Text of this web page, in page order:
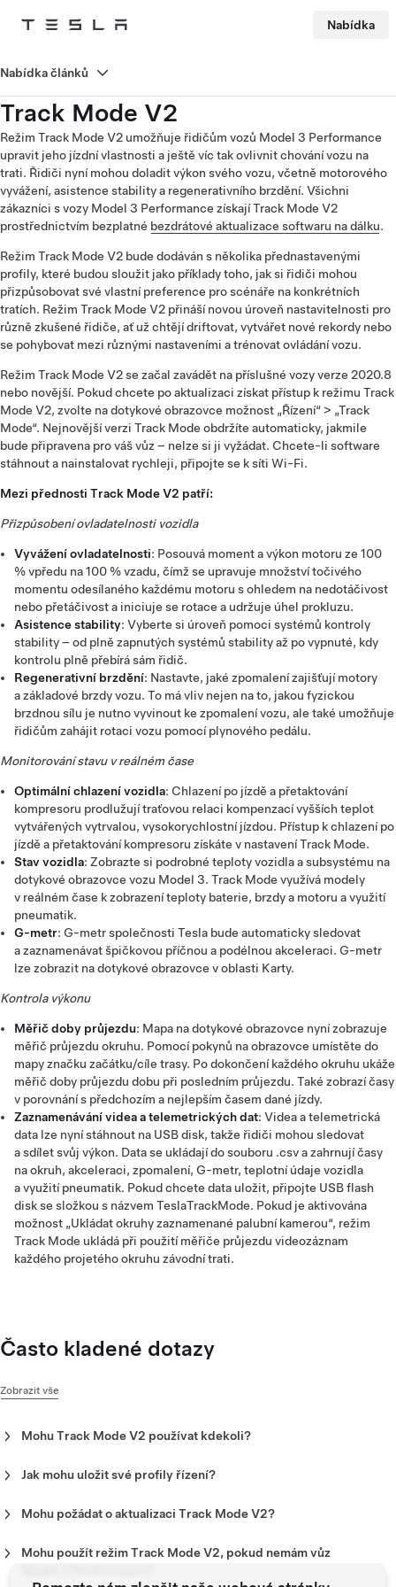
Tesla Nabídka
Track Mode V2
Režim Track Mode V2 umožňuje řidičům vozů Model 3 Performance
upravit jeho jízdní vlastnosti a ještě víc tak ovlivnit chování vozu na
trati. Řidiči nyní mohou doladit výkon svého vozu, včetně motorového
vyvážení, asistence stability a regenerativního brzdění. Všichni
zákazníci s vozy Model 3 Performance získají Track Mode V2
prostřednictvím bezplatné bezdrátové aktualizace softwaru na dálku.
Režim Track Mode V2 bude dodáván s několika přednastavenými
profily, které budou sloužit jako příklady toho, jak si řidiči mohou
přizpůsobovat své vlastní preference pro scénáře na konkrétních
tratích. Režim Track Mode V2 přináší novou úroveň nastavitelnosti pro
různě zkušené řidiče, ať už chtějí driftovat, vytvářet nové rekordy nebo
se pohybovat mezi různými nastaveními a trénovat ovládání vozu.
Režim Track Mode V2 se začal zavádět na příslušné vozy verze 2020.8
nebo novější. Pokud chcete po aktualizaci získat přístup k režimu Track
Mode V2, zvolte na dotykové obrazovce možnost „Řízení“ > „Track
Mode“. Nejnovější verzi Track Mode obdržíte automaticky, jakmile
bude připravena pro váš vůz – nelze si ji vyžádat. Chcete-li software
stáhnout a nainstalovat rychleji, připojte se k síti Wi-Fi.
Mezi přednosti Track Mode V2 patří:
Přizpůsobení ovladatelnosti vozidla
Vyvážení ovladatelnosti: Posouvá moment a výkon motoru ze 100
% vpředu na 100 % vzadu, čímž se upravuje množství točivého
momentu odesílaného každému motoru s ohledem na nedotáčivost
nebo přetáčivost a iniciuje se rotace a udržuje úhel prokluzu.
Asistence stability: Vyberte si úroveň pomoci systémů kontroly
stability – od plně zapnutých systémů stability až po vypnuté, kdy
kontrolu plně přebírá sám řidič.
Regenerativní brzdění: Nastavte, jaké zpomalení zajišťují motory
a základové brzdy vozu. To má vliv nejen na to, jakou fyzickou
brzdnou sílu je nutno vyvinout ke zpomalení vozu, ale také umožňuje
řidičům zahájit rotaci vozu pomocí plynového pedálu.
Monitorování stavu v reálném čase
Optimální chlazení vozidla: Chlazení po jízdě a přetaktování
kompresoru prodlužují traťovou relaci kompenzací vyšších teplot
vytvářených vytrvalou, vysokorychlostní jízdou. Přístup k chlazení po
jízdě a přetaktování kompresoru získáte v nastavení Track Mode.
Stav vozidla: Zobrazte si podrobné teploty vozidla a subsystému na
dotykové obrazovce vozu Model 3. Track Mode využívá modely
v reálném čase k zobrazení teploty baterie, brzdy a motoru a využití
pneumatik.
G-metr: G-metr společnosti Tesla bude automaticky sledovat
a zaznamenávat špičkovou příčnou a podélnou akceleraci. G-metr
lze zobrazit na dotykové obrazovce v oblasti Karty.
Kontrola výkonu
Měřič doby průjezdu: Mapa na dotykové obrazovce nyní zobrazuje
měřič průjezdu okruhu. Pomocí pokynů na obrazovce umístěte do
mapy značku začátku/cíle trasy. Po dokončení každého okruhu ukáže
měřič doby průjezdu dobu při posledním průjezdu. Také zobrazí časy
v porovnání s předchozím a nejlepším časem dané jízdy.
Zaznamenávání videa a telemetrických dat: Videa a telemetrická
data lze nyní stáhnout na USB disk, takže řidiči mohou sledovat
a sdílet svůj výkon. Data se ukládají do souboru .csv a zahrnují časy
na okruh, akceleraci, zpomalení, G-metr, teplotní údaje vozidla
a využití pneumatik. Pokud chcete data uložit, připojte USB flash
disk se složkou s názvem TeslaTrackMode. Pokud je aktivována
možnost „Ukládat okruhy zaznamenané palubní kamerou“, režim
Track Mode ukládá při použití měřiče průjezdu videozáznam
každého projetého okruhu závodní trati.
Často kladené dotazy
Zobrazit vše
Mohu Track Mode V2 používat kdekoli?
a autokrosových tratích.
Jak mohu uložit své profily řízení?
tohoto režimu, které jsou vhodné pro váš způsob jízdy nebo
nastavení můžete vytvářet klepnutím na nabídku „Nastavení
režimu Track Mode“ > „Přidat nová nastavení“, zadáním názvu
nastavení a následným upravením nastavení včetně vyvážení
Mohu požádat o aktualizaci Track Mode V2?
automaticky odeslán do vašeho vozu Model 3 Performance
Mohu použít režim Track Mode V2, pokud nemám vůz
Nabídka článků